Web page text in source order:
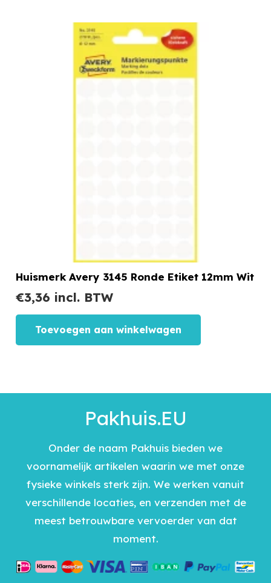
Huismerk Avery 3145 Ronde Etiket 12mm Wit
€3,36 incl. BTW
Toevoegen aan winkelwagen
Pakhuis.EU
Onder de naam Pakhuis bieden we
voornamelijk artikelen waarin we met onze
fysieke winkels sterk zijn. We werken vanuit
verschillende locaties, en verzenden met de
meest betrouwbare vervoerder van dat
moment.